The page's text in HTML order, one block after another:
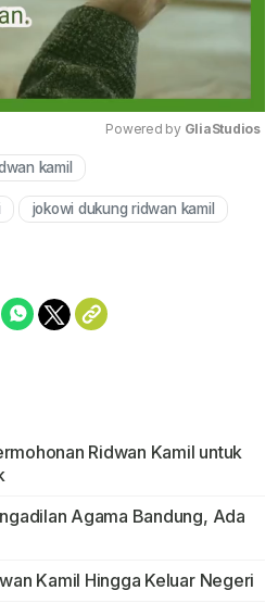
Powered by GliaStudios
kamil
jokowi dukung ridwan kamil
Ridwan Kamil untuk
Agama Bandung, Ada
Kamil Hingga Keluar Negeri